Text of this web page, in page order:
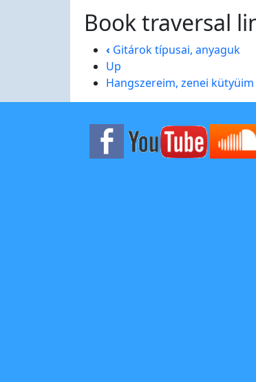
Book traversal
‹ Gitárok típusai, anyaguk
Up
Hangszereim, zenei kütyüim